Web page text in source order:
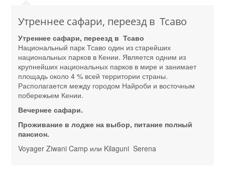
Утреннее сафари, переезд в Тсаво
Утреннее сафари, переезд в Тсаво
Национальный парк Тсаво один из старейших
национальных парков в Кении. Является одним из
крупнейших национальных парков в мире и занимает
площадь около 4 % всей территории страны.
Располагается между городом Найроби и восточным
побережьем Кении.
Вечернее сафари.
Проживание в лодже на выбор, питание полный
пансион.
Voyager Ziwani Camp или Kilaguni Serena